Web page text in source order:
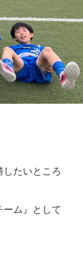
たいところ
ム』として